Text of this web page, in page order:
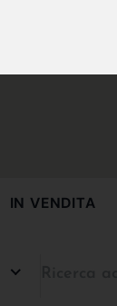
IN VENDITA